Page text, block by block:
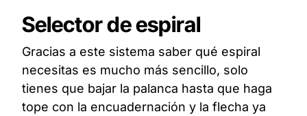
Selector de espiral
Gracias a este sistema saber qué espiral
necesitas es mucho más sencillo, solo
tienes que bajar la palanca hasta que haga
tope con la encuadernación y la flecha ya